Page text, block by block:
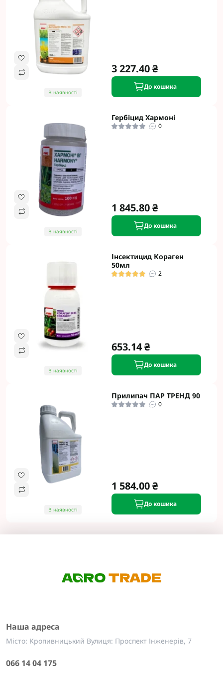
В наявності
3 227.40 ₴
До кошика
В наявності
Гербіцид Хармоні
0
1 845.80 ₴
До кошика
В наявності
Інсектицид Кораген
50мл
2
653.14 ₴
До кошика
В наявності
Прилипач ПАР ТРЕНД 90
0
1 584.00 ₴
До кошика
Наша адреса
Місто: Кропивницький Вулиця: Проспект Інженерів, 7
066 14 04 175